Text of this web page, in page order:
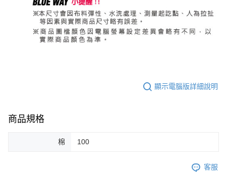
顯示電腦版詳細說明
商品規格
棉 100
客服